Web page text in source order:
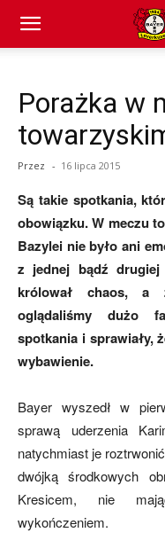
Bayer
aktualności
mecze,
skład)
Porażka w
Przez - 16 lipca 2015
Są takie spotkania,
obowiązku. W meczu
Bazylei nie było ani
z jednej bądź drugiej
królował chaos, a
oglądaliśmy dużo
spotkania i sprawiały,
wybawienie.
Bayer wyszedł w
sprawą uderzenia
natychmiast je
dwójką środkowych
Kresicem, nie
wykończeniem.